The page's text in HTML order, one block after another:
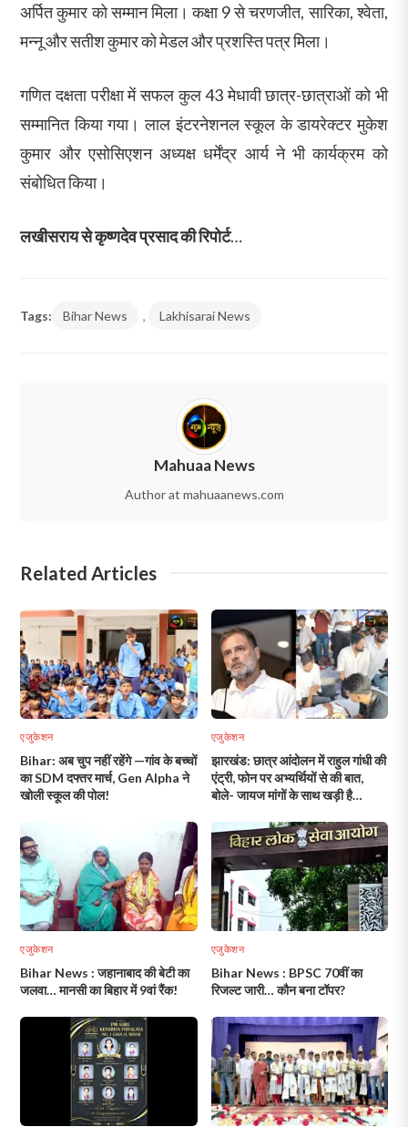
अर्पित कुमार को सम्मान मिला। कक्षा 9 से चरणजीत, सारिका, श्वेता,
मन्नू और सतीश कुमार को मेडल और प्रशस्ति पत्र मिला।
गणित दक्षता परीक्षा में सफल कुल 43 मेधावी छात्र-छात्राओं को भी
सम्मानित किया गया। लाल इंटरनेशनल स्कूल के डायरेक्टर मुकेश
कुमार और एसोसिएशन अध्यक्ष धर्मेंद्र आर्य ने भी कार्यक्रम को
संबोधित किया।
लखीसराय से कृष्णदेव प्रसाद की रिपोर्ट…
Tags: Bihar News , Lakhisarai News
Mahuaa News
Author at mahuaanews.com
Related Articles
एजुकेशन
Bihar: अब चुप नहीं रहेंगे —गांव के बच्चों
का SDM दफ्तर मार्च, Gen Alpha ने
खोली स्कूल की पोल!
एजुकेशन
झारखंड: छात्र आंदोलन में राहुल गांधी की
एंट्री, फोन पर अभ्यर्थियों से की बात,
बोले- जायज मांगों के साथ खड़ी है
एजुकेशन
Bihar News : जहानाबाद की बेटी का
जलवा… मानसी का बिहार में 9वां रैंक!
एजुकेशन
Bihar News : BPSC 70वीं का
रिजल्ट जारी… कौन बना टॉपर?